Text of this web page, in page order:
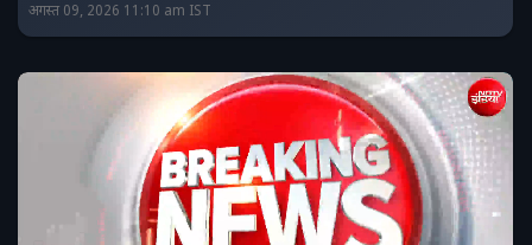
अगस्त 09, 2026 11:10 am IST